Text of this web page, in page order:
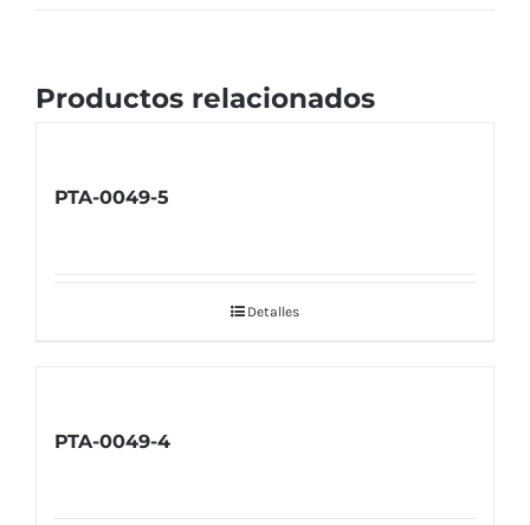
Productos relacionados
PTA-0049-5
Detalles
PTA-0049-4